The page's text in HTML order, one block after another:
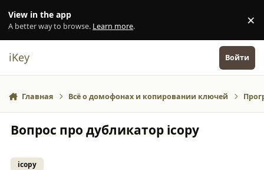
View in the app
A better way to browse. Learn more. ×
iKey Войти
Главная Всё о домофонах и копировании ключей
Вопрос про дубликатор icopy
icopy